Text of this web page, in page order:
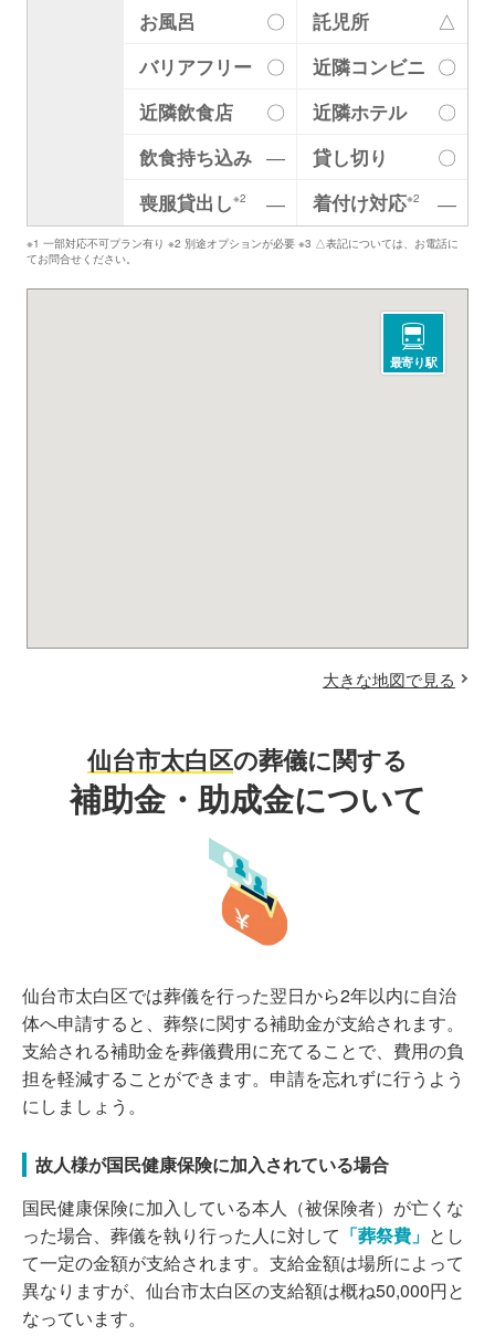
お風呂
〇 託児所
△
バリアフリー 〇 近隣コンビニ 〇
近隣飲食店
〇 近隣ホテル
〇
飲食持ち込み ― 貸し切り
〇
喪服貸出し※2 ― 着付け対応※2 ―
※1 一部対応不可プラン有り ※2 別途オプションが必要 ※3 △表記については、お電話に
てお問合せください。
最寄り駅
大きな地図で見る
仙台市太白区の葬儀に関する
補助金・助成金について
仙台市太白区では葬儀を行った翌日から2年以内に自治
体へ申請すると、葬祭に関する補助金が支給されます。
支給される補助金を葬儀費用に充てることで、費用の負
担を軽減することができます。申請を忘れずに行うよう
にしましょう。
故人様が国民健康保険に加入されている場合
国民健康保険に加入している本人（被保険者）が亡くな
った場合、葬儀を執り行った人に対して 「葬祭費」 とし
て一定の金額が支給されます。支給金額は場所によって
異なりますが、仙台市太白区の支給額は概ね50,000円と
なっています。